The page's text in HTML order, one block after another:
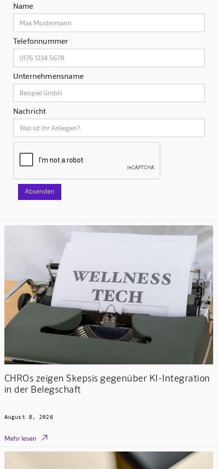
Name
Telefonnummer
Unternehmensname
Nachricht
CHROs zeigen Skepsis gegenüber KI-Integration
in der Belegschaft
August 8, 2026
Mehr lesen 